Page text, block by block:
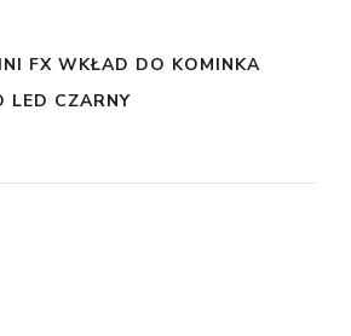
FX WKŁAD DO KOMINKA
LED CZARNY